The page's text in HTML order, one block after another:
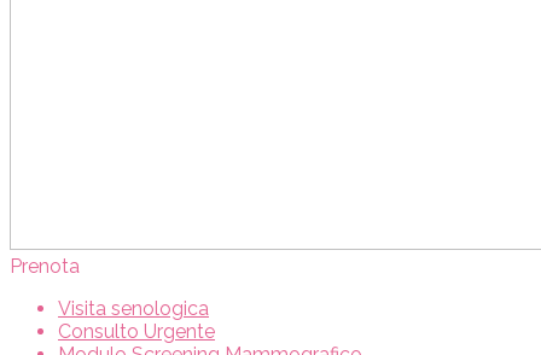
Prenota
Visita senologica
Consulto Urgente